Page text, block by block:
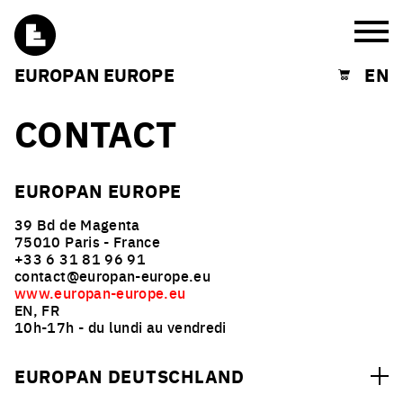
EUROPAN EUROPE Shopping cart
EN
CONTACT
EUROPAN EUROPE
39 Bd de Magenta
75010 Paris - France
+33 6 31 81 96 91
contact@europan-europe.eu
www.europan-europe.eu
EN, FR
10h-17h - du lundi au vendredi
EUROPAN DEUTSCHLAND